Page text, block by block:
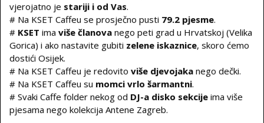
vjerojatno je stariji i od Vas.
# Na KSET Caffeu se prosječno pusti 79.2 pjesme.
# KSET ima više članova nego peti grad u Hrvatskoj (Velika
Gorica) i ako nastavite gubiti zelene iskaznice, skoro ćemo
dostići Osijek.
# Na KSET Caffeu je redovito više djevojaka nego dečki.
# Na KSET Caffeu su momci vrlo šarmantni.
# Svaki Caffe folder nekog od DJ-a disko sekcije ima više
pjesama nego kolekcija Antene Zagreb.